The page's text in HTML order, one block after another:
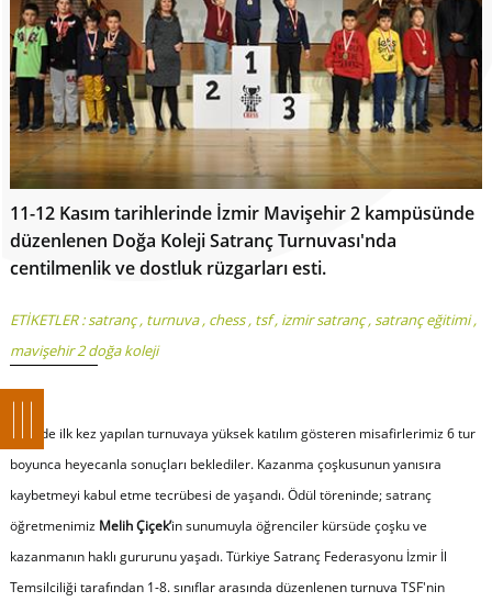
11-12 Kasım tarihlerinde İzmir Mavişehir 2 kampüsünde
düzenlenen Doğa Koleji Satranç Turnuvası'nda
centilmenlik ve dostluk rüzgarları esti.
ETİKETLER :satranç, turnuva, chess, tsf, izmir satranç,satranç eğitimi,
mavişehir 2 doğa koleji
İzmirde ilk kez yapılan turnuvaya yüksek katılım gösteren misafirlerimiz 6 tur
boyunca heyecanla sonuçları beklediler. Kazanma çoşkusunun yanısıra
kaybetmeyi kabul etme tecrübesi de yaşandı. Ödül töreninde; satranç
öğretmenimizMelih Çiçek’in sunumuyla öğrenciler kürsüde çoşku ve
kazanmanın haklı gururunu yaşadı. Türkiye Satranç Federasyonu İzmir İl
Temsilciliği tarafından 1-8. sınıflar arasında düzenlenen turnuva TSF'nin